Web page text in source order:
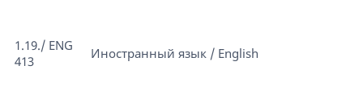
1.19./ ENG
413
Иностранный язык / English